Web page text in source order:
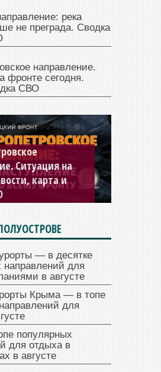
река
не преграда. Сводка
направление.
фронте сегодня.
СВО
Ситуация на
карта и
Ситуация на
карта и
— в десятке
направлений для
в августе
Крыма — в топе
для
популярных
для отдыха в
в августе